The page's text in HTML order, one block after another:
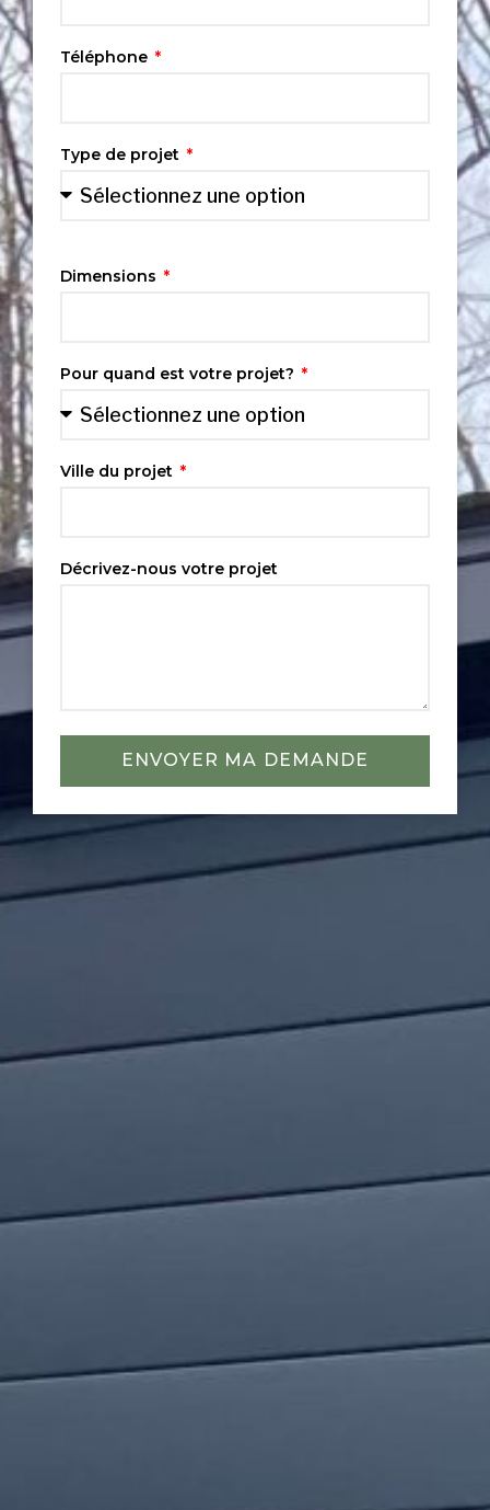
Téléphone
Type de projet
Dimensions
Pour quand est votre projet?
Ville du projet
Décrivez-nous votre projet
ENVOYER MA DEMANDE